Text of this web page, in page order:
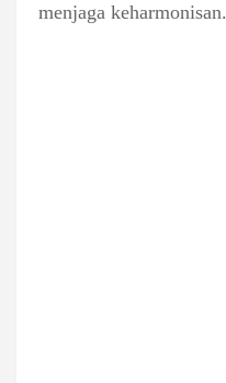
menjaga keharmonisan.